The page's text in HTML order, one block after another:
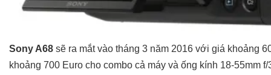
Sony A68 sẽ ra mắt vào tháng 3 năm 2016 với giá khoảng
khoảng 700 Euro cho combo cả máy và ống kính 18-55mm f/